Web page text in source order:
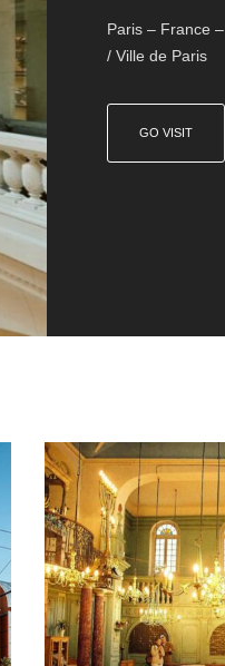
Paris – France
/ Ville de Paris
GO VISIT